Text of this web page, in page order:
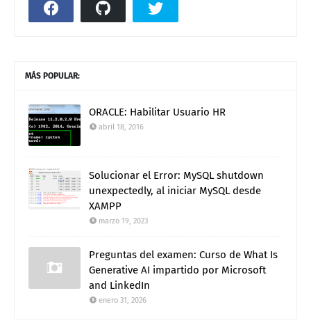
MÁS POPULAR:
ORACLE: Habilitar Usuario HR
abril 18, 2016
Solucionar el Error: MySQL shutdown
unexpectedly, al iniciar MySQL desde
XAMPP
marzo 19, 2023
Preguntas del examen: Curso de What Is
Generative AI impartido por Microsoft
and LinkedIn
enero 31, 2026